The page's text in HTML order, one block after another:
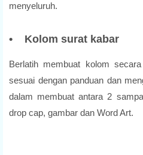
menyeluruh.
• Kolom surat kabar
Berlatih membuat kolom
sesuai dengan panduan dan
dalam membuat antara 2
drop cap, gambar dan Word Art.